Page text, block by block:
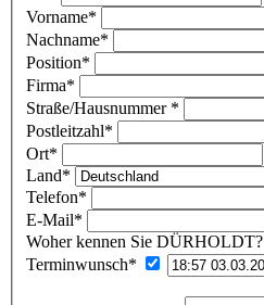
Vorname*
Nachname*
Position*
Firma*
Straße/Hausnummer *
Postleitzahl*
Ort*
Land*
Telefon*
E-Mail*
Woher kennen Sie DÜRHOLDT?
Terminwunsch*